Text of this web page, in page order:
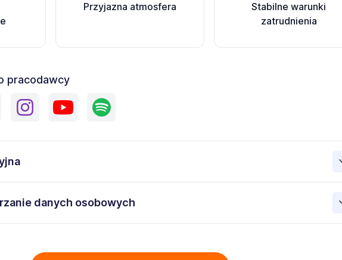
Przyjazna atmosfera
Stabilne warunki
zatrudnienia
pracodawcy
osobowe przetwarzane są w celu rekrutacji przez Administratora. Wiem, że
danych osobowych
NIP: 5262493733 zawartych w załączonych dokumentach aplikacyjnych (w tym